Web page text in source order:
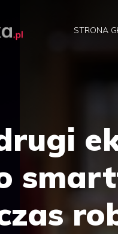
STRONA